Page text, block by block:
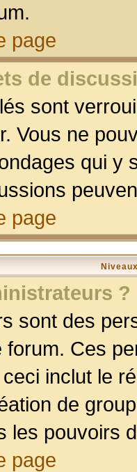
page
de
sont
Vous ne
qui y
page
?
sont des
forum. Ces
inclut le
de
les pouvoirs
page